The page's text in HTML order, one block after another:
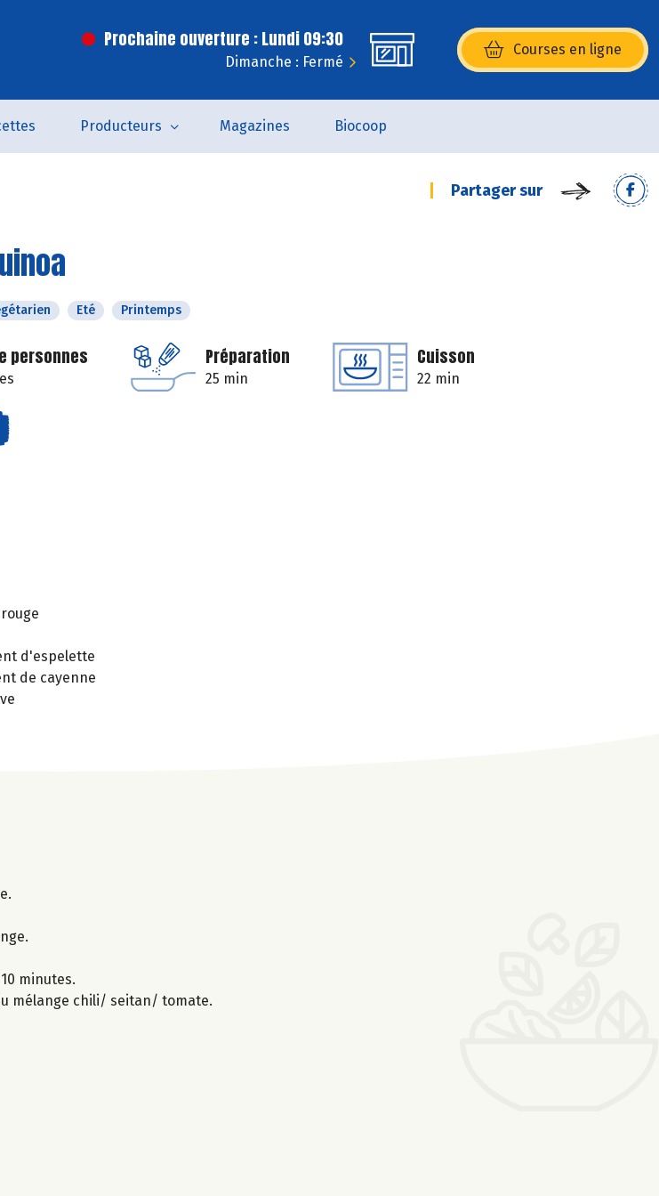
Prochaine ouverture : Lundi 09:30
Dimanche : Fermé
Courses en ligne
(s’ouvre dans une nouvelle
Producteurs Magazines Biocoop
Partager sur
Eté Printemps
personnes Préparation
25 min
Cuisson
22 min
d'espelette
de cayenne
minutes.
mélange chili/ seitan/ tomate.